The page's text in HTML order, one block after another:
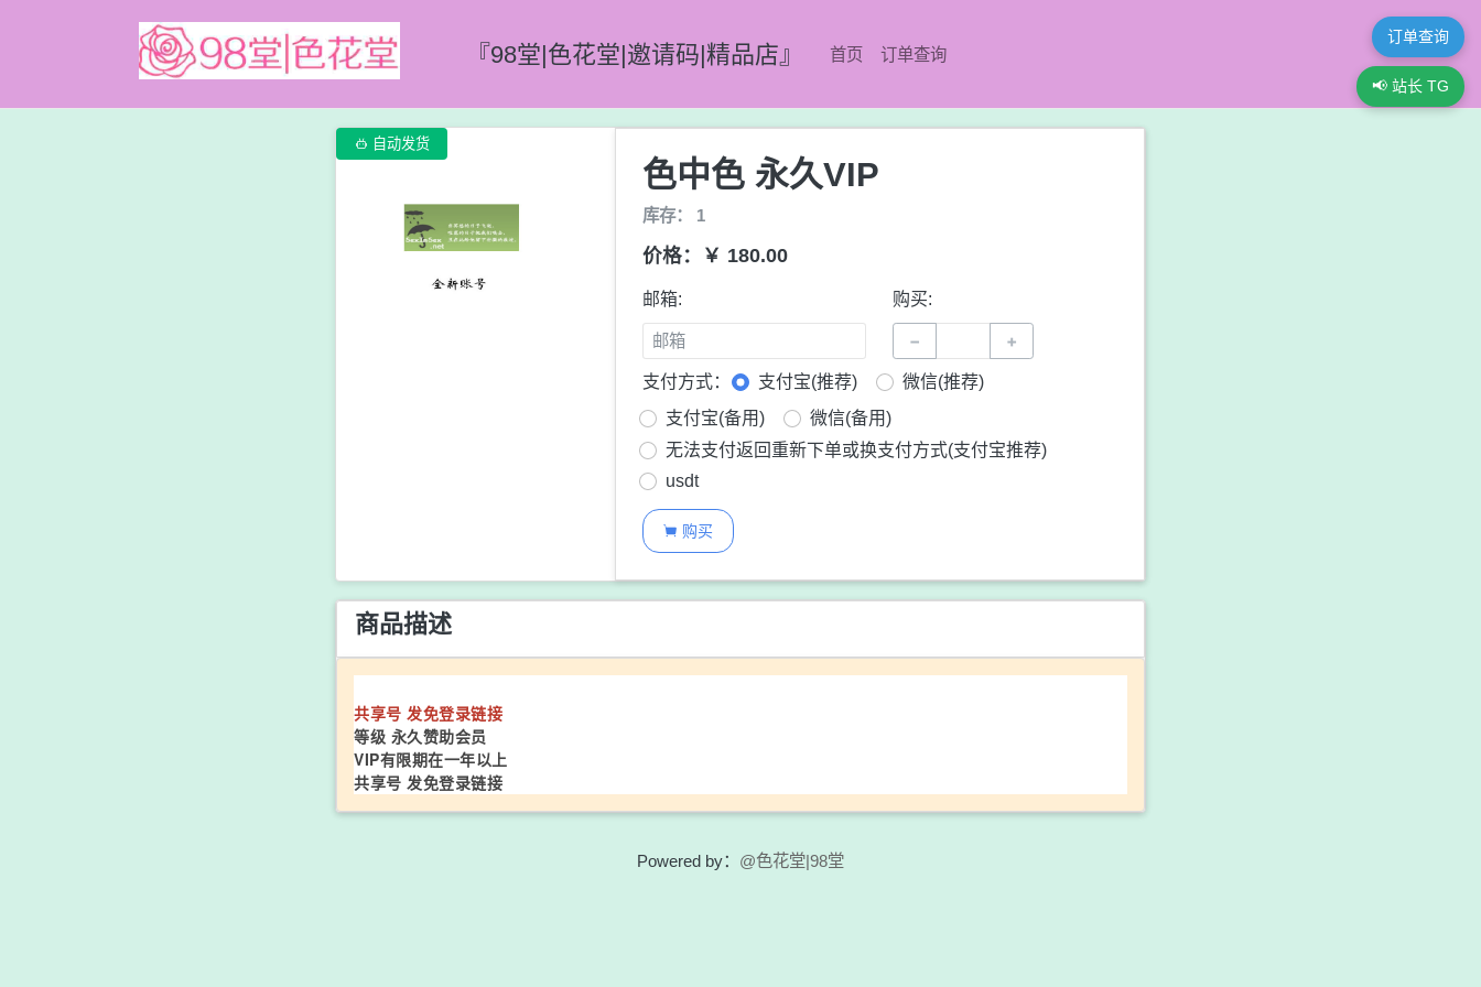
『98堂|色花堂|邀请码|精品店』 首页 订单查询
订单查询
📢 站长 TG
 自动发货
色中色 永久VIP
库存： 1
价格：￥ 180.00
邮箱: 购买:
− +
支付方式： 支付宝(推荐)
微信(推荐)
支付宝(备用)
微信(备用)
无法支付返回重新下单或换支付方式(支付宝推荐)
usdt
 购买
商品描述
共享号 发免登录链接
等级 永久赞助会员
VIP有限期在一年以上
共享号 发免登录链接
Powered by： @色花堂|98堂